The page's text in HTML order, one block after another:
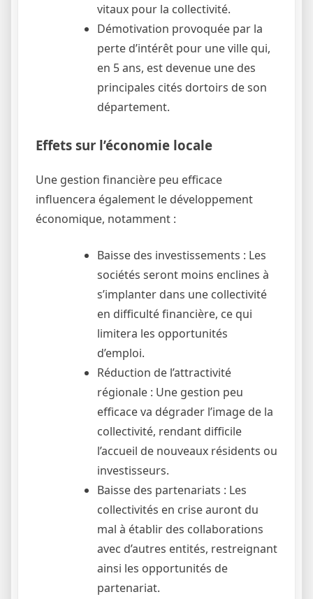
vitaux pour la collectivité.
Démotivation provoquée par la
perte d’intérêt pour une ville qui,
en 5 ans, est devenue une des
principales cités dortoirs de son
département.
Effets sur l’économie locale
Une gestion financière peu efficace
influencera également le développement
économique, notamment :
Baisse des investissements : Les
sociétés seront moins enclines à
s’implanter dans une collectivité
en difficulté financière, ce qui
limitera les opportunités
d’emploi.
Réduction de l’attractivité
régionale : Une gestion peu
efficace va dégrader l’image de la
collectivité, rendant difficile
l’accueil de nouveaux résidents ou
investisseurs.
Baisse des partenariats : Les
collectivités en crise auront du
mal à établir des collaborations
avec d’autres entités, restreignant
ainsi les opportunités de
partenariat.